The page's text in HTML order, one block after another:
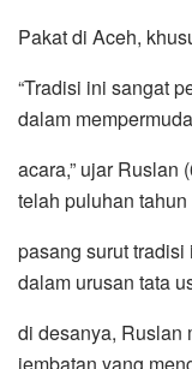
Pakat di Aceh,
“Tradisi ini sangat
dalam
acara,” ujar Ruslan
telah puluhan
pasang surut
dalam urusan tata
di desanya, Ruslan
jembatan yang